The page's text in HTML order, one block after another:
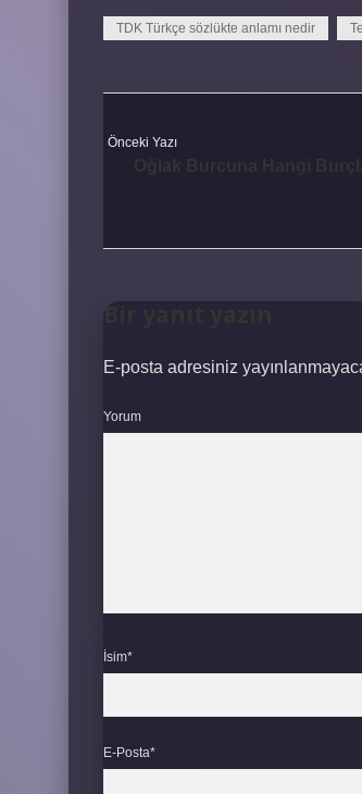
TDK Türkçe sözlükte anlamı nedir
Önceki Yazı
Bir yanıt yazın
E-posta adresiniz
Yorum
İsim*
E-Posta*